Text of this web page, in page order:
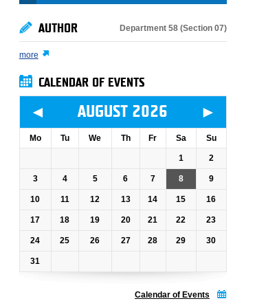
AUTHOR Department 58 (Section 07)
more
CALENDAR OF EVENTS
◄ AUGUST 2026 ►
Mo Tu We Th Fr Sa Su
1 2
3 4 5 6 7 8 9
10 11 12 13 14 15 16
17 18 19 20 21 22 23
24 25 26 27 28 29 30
31
Calendar of Events